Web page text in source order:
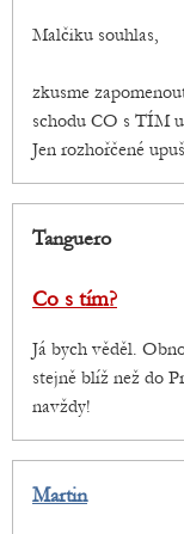
Malčiku souhlas,
zkusme
schodu CO s TÍM
Jen rozhořčené
Tanguero
Co s tím?
Já bych věděl.
stejně blíž než do
navždy!
Martin